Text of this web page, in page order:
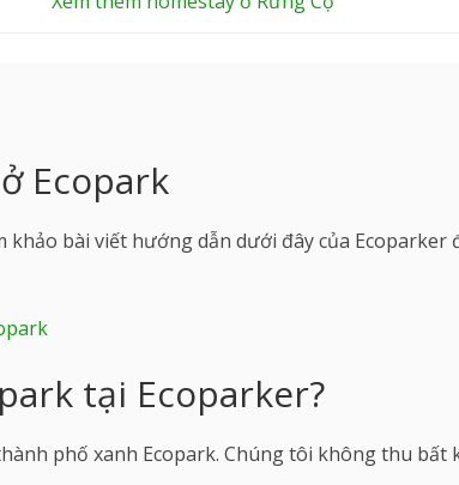
Ecopark
bài viết hướng dẫn dưới đây của
tại Ecoparker?
phố xanh Ecopark. Chúng tôi không thu bất